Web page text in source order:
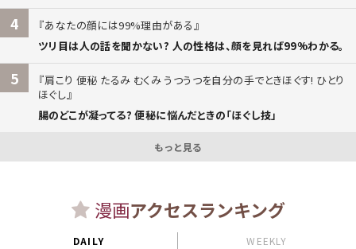
4
あなたの顔には99%理由がある
ツリ目は人の話を聞かない? 人の性格は、顔を見れば99%わかる。
5
肩こり 便秘 たるみ むくみ うつうつを自分の手でときほぐす! ひとり
ほぐし
腸のどこが凝ってる? 便秘に悩んだときの「ほぐし技」
もっと見る
漫画アクセスランキング
DAILY WEEKLY